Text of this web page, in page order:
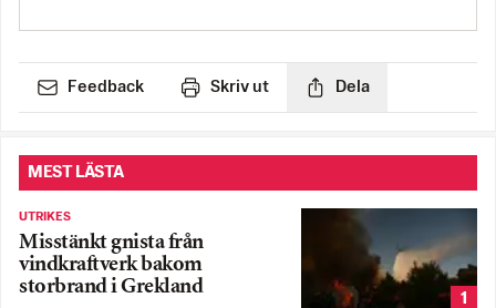
Feedback Skriv ut Dela
MEST LÄSTA
UTRIKES
Misstänkt gnista från
vindkraftverk bakom
storbrand i Grekland
1